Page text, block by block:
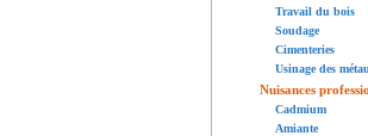
Travail du bois
Soudage
Cimenteries
Usinage des
Nuisances
Cadmium
Amiante